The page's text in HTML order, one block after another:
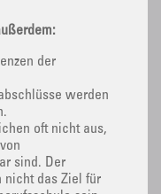
der
werden
oft nicht aus,
sind. Der
nicht das Ziel für